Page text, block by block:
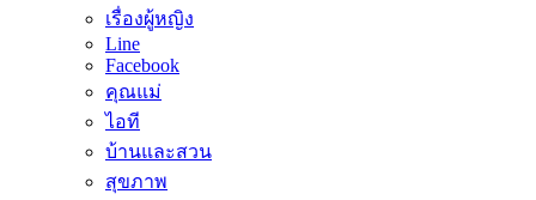
เรื่องผู้หญิง
Line
Facebook
คุณแม่
ไอที
บ้านและสวน
สุขภาพ